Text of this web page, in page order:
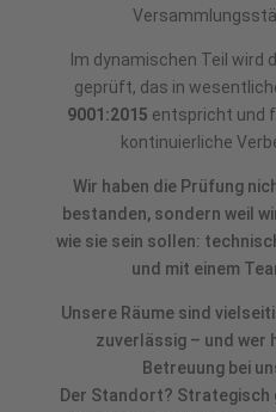
Im dynamischen Teil
geprüft, das in
9001:2015 entspricht und
kontinuierliche
Wir haben die Prüfung
bestanden, sondern weil
wie sie sein sollen:
und mit einem
Unsere Räume sind
zuverlässig – und wer
Betreuung bei
Der Standort? Strategisch